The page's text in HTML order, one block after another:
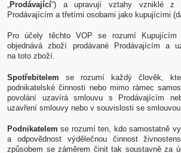
Prodávající“) a upravují vztahy vzniklé z
Prodávajícím a třetími osobami jako kupujícími
Pro účely těchto VOP se rozumí Kupujícím
objednává zboží prodávané Prodávajícím a
na toto zboží.
Spotřebitelem se rozumí každý člověk,
podnikatelské činnosti nebo mimo rámec
povolání uzavírá smlouvu s Prodávajícím
uzavření smlouvy nebo v souvislosti se smlouvou
Podnikatelem se rozumí ten, kdo samostatně
a odpovědnost výdělečnou činnost
způsobem se záměrem činit tak soustavně za